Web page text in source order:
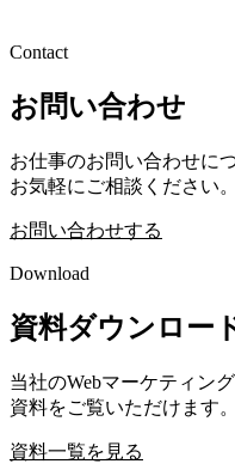
Contact
お問い合わせ
お仕事のお問い合わせに
お気軽にご相談ください。
お問い合わせする
Download
資料ダウンロー
当社のWebマーケティン
資料をご覧いただけます。
資料一覧を見る